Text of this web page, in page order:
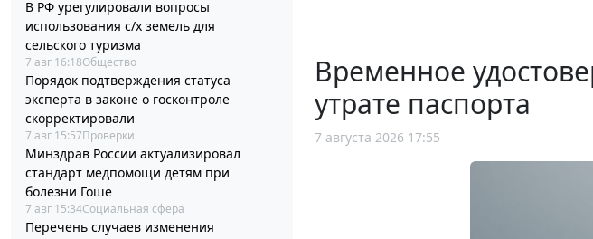
В РФ урегулировали вопросы
использования с/х земель для
сельского туризма
7 авг 16:18Общество
Порядок подтверждения статуса
эксперта в законе о госконтроле
скорректировали
7 авг 15:57Проверки
Минздрав России актуализировал
стандарт медпомощи детям при
болезни Гоше
7 авг 15:34Социальная сфера
Перечень случаев изменения
Временное
утрате паспорта
7 августа 2026 17:55